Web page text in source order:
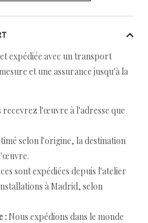
expédiée avec un transport
et une assurance jusqu'à la
recevrez l'œuvre à l'adresse que
selon l'origine, la destination
sont expédiées depuis l'atelier
à Madrid, selon
: Nous expédions dans le monde